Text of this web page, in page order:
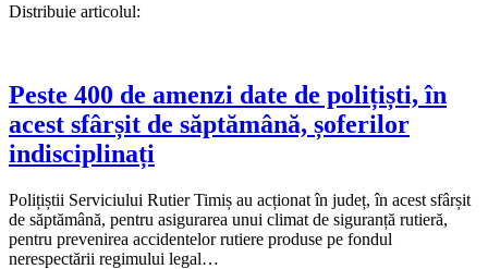
Distribuie articolul:
Peste 400 de amenzi date de polițiști, în
acest sfârșit de săptămână, șoferilor
indisciplinați
Polițiștii Serviciului Rutier Timiș au acționat în județ, în acest sfârșit
de săptămână, pentru asigurarea unui climat de siguranță rutieră,
pentru prevenirea accidentelor rutiere produse pe fondul
nerespectării regimului legal…